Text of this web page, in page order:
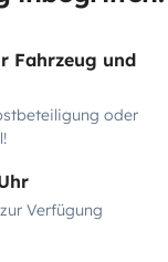
Fahrzeug und
oder
Verfügung